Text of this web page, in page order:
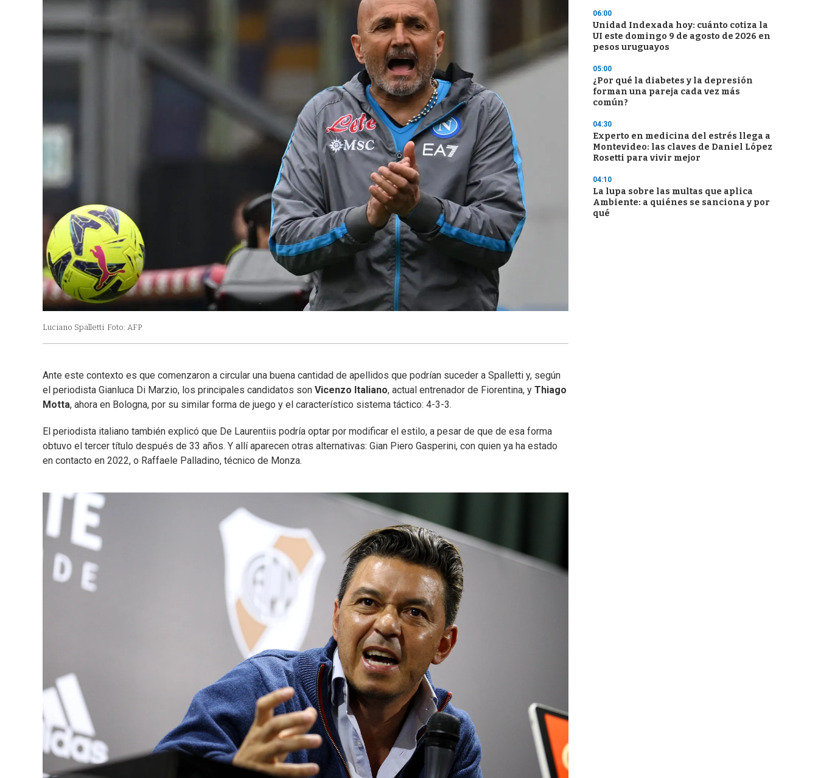
Luciano Spalletti Foto: AFP
Ante este contexto es que comenzaron a circular una buena cantidad de apellidos que podrían suceder a Spalletti y, según
el periodista Gianluca Di Marzio, los principales candidatos son Vicenzo Italiano, actual entrenador de Fiorentina, y Thiago
Motta, ahora en Bologna, por su similar forma de juego y el característico sistema táctico: 4-3-3.
El periodista italiano también explicó que De Laurentiis podría optar por modificar el estilo, a pesar de que de esa forma
obtuvo el tercer título después de 33 años. Y allí aparecen otras alternativas: Gian Piero Gasperini, con quien ya ha estado
en contacto en 2022, o Raffaele Palladino, técnico de Monza.
06:00
Unidad Indexada hoy: cuánto cotiza la
UI este domingo 9 de agosto de 2026 en
pesos uruguayos
05:00
¿Por qué la diabetes y la depresión
forman una pareja cada vez más
común?
04:30
Experto en medicina del estrés llega a
Montevideo: las claves de Daniel López
Rosetti para vivir mejor
04:10
La lupa sobre las multas que aplica
Ambiente: a quiénes se sanciona y por
qué